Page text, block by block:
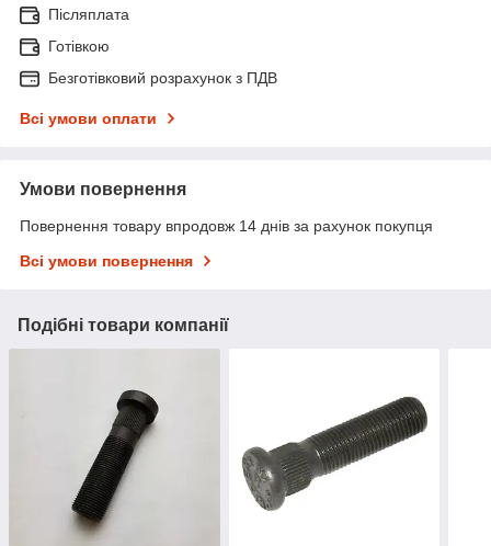
Післяплата
Готівкою
Безготівковий розрахунок з ПДВ
Всі умови оплати
Умови повернення
Повернення товару впродовж 14 днів за рахунок покупця
Всі умови повернення
Подібні товари компанії